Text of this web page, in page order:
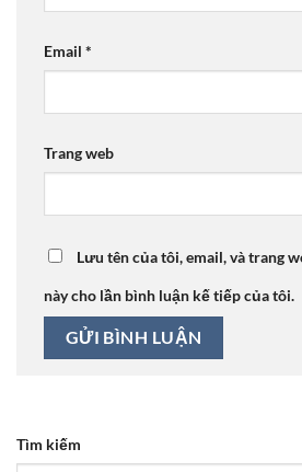
Email *
Trang web
Lưu tên của tôi, email, và trang
này cho lần bình luận kế tiếp của tôi.
Tìm kiếm